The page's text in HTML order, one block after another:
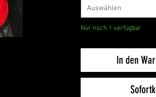
Auswählen
Nur noch 1 verfügbar
In den